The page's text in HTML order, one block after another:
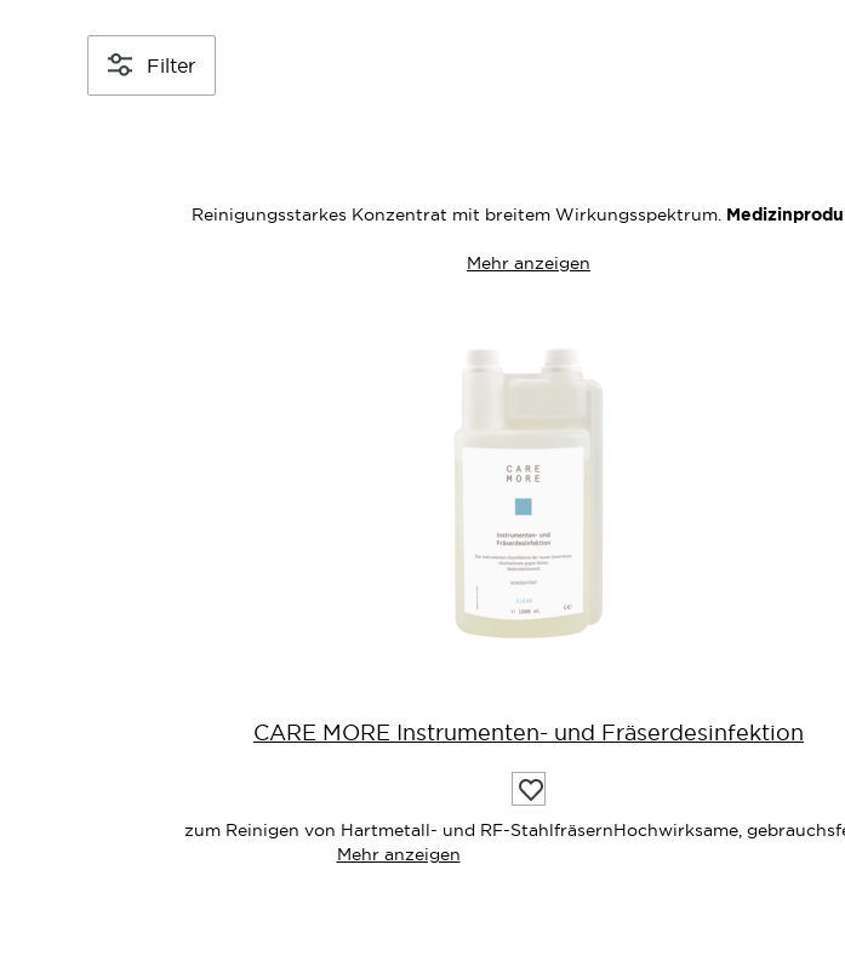
Filter
Reinigungsstarkes Konzentrat mit breitem Wirkungsspektrum.
Mehr anzeigen
CARE MORE Instrumenten- und Fräserdesinfektion
Auf
die
Wunschliste
zum Reinigen von Hartmetall- und RF-Stahlfräsern
Mehr anzeigen
Hochwirksame,